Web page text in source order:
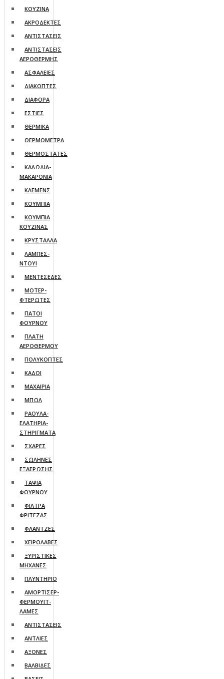
ΚΟΥΖΙΝΑ
ΑΚΡΟΔΕΚΤΕΣ
ΑΝΤΙΣΤΑΣΕΙΣ
ΑΝΤΙΣΤΑΣΕΙΣ
ΑΕΡΟΘΕΡΜΗΣ
ΑΣΦΑΛΕΙΕΣ
ΔΙΑΚΟΠΤΕΣ
ΔΙΑΦΟΡΑ
ΕΣΤΙΕΣ
ΘΕΡΜΙΚΑ
ΘΕΡΜΟΜΕΤΡΑ
ΘΕΡΜΟΣΤΑΤΕΣ
ΚΑΛΩΔΙΑ-
ΜΑΚΑΡΟΝΙΑ
ΚΛΕΜΕΝΣ
ΚΟΥΜΠΙΑ
ΚΟΥΜΠΙΑ
ΚΟΥΖΙΝΑΣ
ΚΡΥΣΤΑΛΛΑ
ΛΑΜΠΕΣ-
ΝΤΟΥΙ
ΜΕΝΤΕΣΕΔΕΣ
ΜΟΤΕΡ-
ΦΤΕΡΩΤΕΣ
ΠΑΤΟΙ
ΦΟΥΡΝΟΥ
ΠΛΑΤΗ
ΑΕΡΟΘΕΡΜΟΥ
ΠΟΛΥΚΟΠΤΕΣ
ΚΑΔΟΙ
ΜΑΧΑΙΡΙΑ
ΜΠΩΛ
ΡΑΟΥΛΑ-
ΕΛΑΤΗΡΙΑ-
ΣΤΗΡΙΓΜΑΤΑ
ΣΧΑΡΕΣ
ΣΩΛΗΝΕΣ
ΕΞΑΕΡΩΣΗΣ
ΤΑΨΙΑ
ΦΟΥΡΝΟΥ
ΦΙΛΤΡΑ
ΦΡΙΤΕΖΑΣ
ΦΛΑΝΤΖΕΣ
ΧΕΙΡΟΛΑΒΕΣ
ΞΥΡΙΣΤΙΚΕΣ
ΜΗΧΑΝΕΣ
ΠΛΥΝΤΗΡΙΟ
ΑΜΟΡΤΙΣΕΡ-
ΦΕΡΜΟΥΙΤ-
ΛΑΜΕΣ
ΑΝΤΙΣΤΑΣΕΙΣ
ΑΝΤΛΙΕΣ
ΑΞΟΝΕΣ
ΒΑΛΒΙΔΕΣ